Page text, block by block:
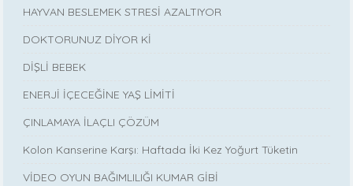
HAYVAN BESLEMEK STRESİ AZALTIYOR
DOKTORUNUZ DİYOR Kİ
DİŞLİ BEBEK
ENERJİ İÇECEĞİNE YAŞ LİMİTİ
ÇINLAMAYA İLAÇLI ÇÖZÜM
Kolon Kanserine Karşı: Haftada İki Kez Yoğurt Tüketin
VİDEO OYUN BAĞIMLILIĞI KUMAR GİBİ